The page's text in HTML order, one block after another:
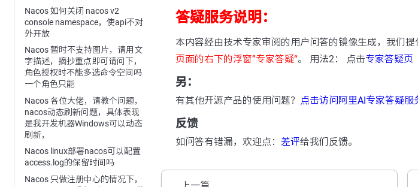
Nacos 如何关闭 nacos v2
console namespace，使api不对
外开放
Nacos 暂时不支持图片，请用文
字描述，摘抄重点即可请问下，
角色授权时不能多选命令空间吗
一个角色只能
Nacos 各位大佬，请教个问题，
nacos动态刷新问题，具体表现
是我开发机器Windows可以动态
刷新，
Nacos linux部署nacos可以配置
access.log的保留时间吗
Nacos 只做注册中心的情况下，
答疑服务说明：
本内容经由技术专家审阅的用户问答的镜像生成，我们提
页面的右下的浮窗”专家答疑“。 用法2： 点击专家答疑页
另：
有其他开源产品的使用问题？ 点击访问阿里AI专家答疑服
反馈
如问答有错漏，欢迎点： 差评给我们反馈。